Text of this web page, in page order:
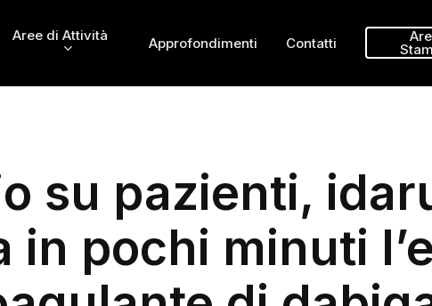
Aree di Attività Approfondimenti Contatti
su pazienti,
in pochi minuti